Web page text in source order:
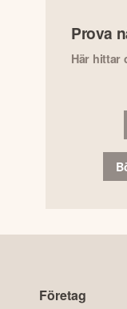
Prova
Här hittar
Företag